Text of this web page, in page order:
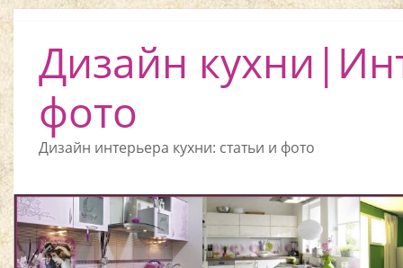
Дизайн
фото
Дизайн интерьера кухни: статьи и фото